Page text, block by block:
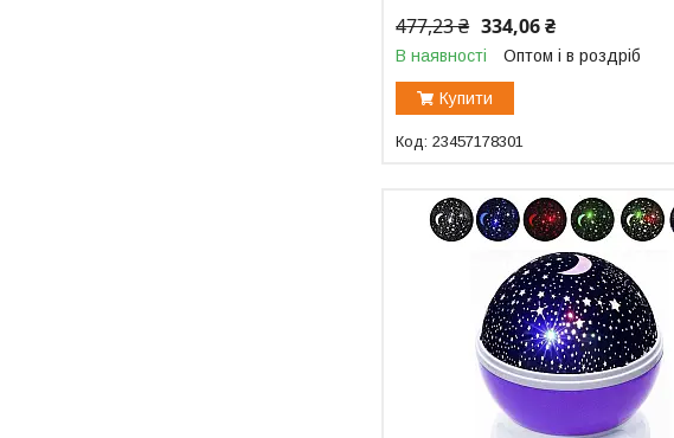
477,23 ₴ 334,06 ₴
В наявності Оптом і в роздріб
Купити
23457178301